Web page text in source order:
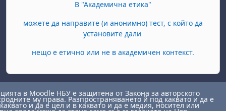
В "Академична етика"
можете да направите (и анонимно) тест, с който да
установите дали
нещо е етично или не в академичен контекст.
в Moodle НБУ е защитена от Закона за авторското
му права. Разпространяването й под каквато и да е
и да е цел и в каквато и да е медия, носител или